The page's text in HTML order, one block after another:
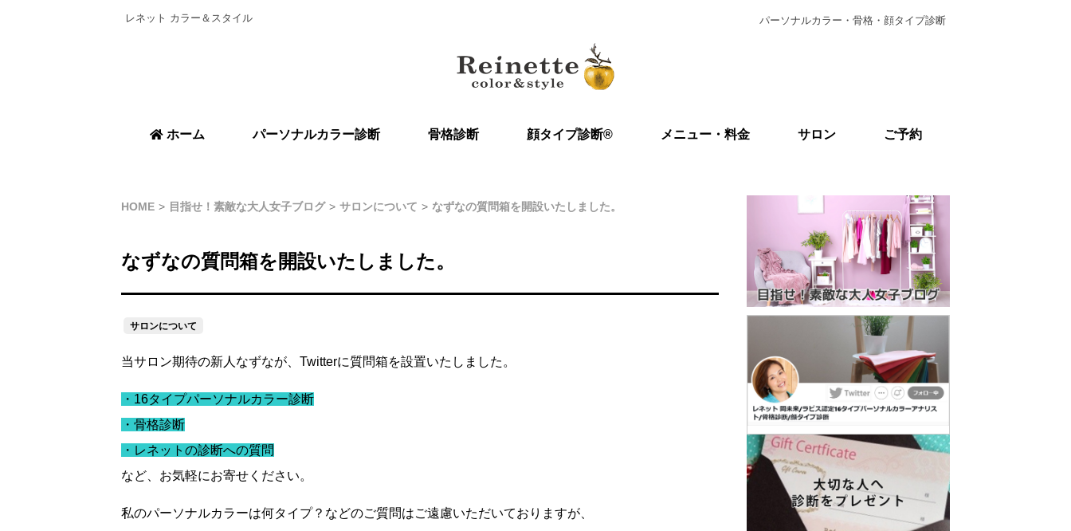
レネット カラー＆スタイル パーソナルカラー・骨格・顔タイプ診断
ホーム パーソナルカラー診断 骨格診断 顔タイプ診断®︎ メニュー・料金 サロン ご予約
HOME 目指せ！素敵な大人女子ブログ サロンについて なずなの質問箱を開設いたしました。
なずなの質問箱を開設いたしました。
サロンについて
当サロン期待の新人なずなが、Twitterに質問箱を設置いたしました。
・16タイプパーソナルカラー診断
・骨格診断
・レネットの診断への質問
など、お気軽にお寄せください。
私のパーソナルカラーは何タイプ？などのご質問はご遠慮いただいておりますが、